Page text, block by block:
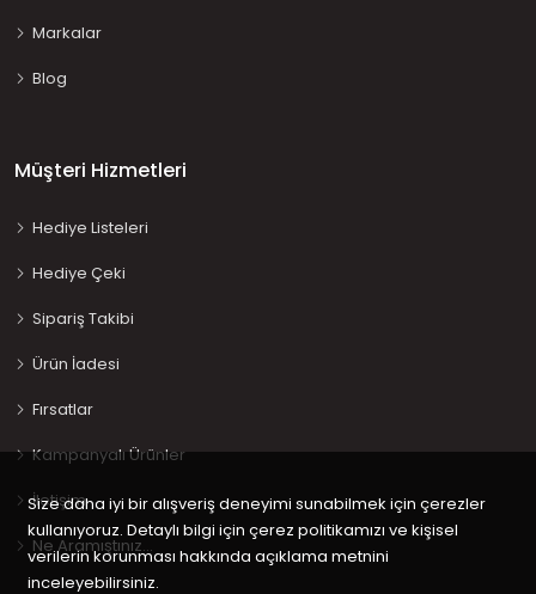
Markalar
Blog
Müşteri Hizmetleri
Hediye Listeleri
Hediye Çeki
Sipariş Takibi
Ürün İadesi
Fırsatlar
Kampanyalı Ürünler
İletişim
Ne Aramıştınız…
Size daha iyi bir alışveriş deneyimi sunabilmek için çerezler
kullanıyoruz. Detaylı bilgi için çerez politikamızı ve kişisel
verilerin korunması hakkında açıklama metnini
inceleyebilirsiniz.